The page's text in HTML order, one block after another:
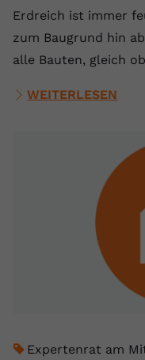
Erdreich ist immer
zum Baugrund hin
alle Bauten, gleich
WEITERLESEN
Expertenrat am